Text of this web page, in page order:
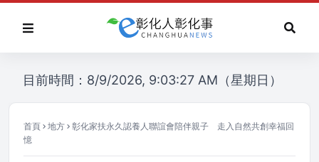
目前時間：8/9/2026, 9:03:27 AM（星期日）
首頁 地方
彰化家扶永久認養人聯誼會陪伴親子 走入自然共創幸福回
憶